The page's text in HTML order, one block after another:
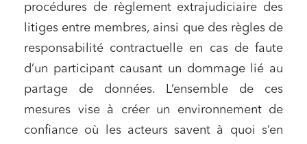
procédures de règlement extrajudiciaire des
litiges entre membres, ainsi que des règles de
responsabilité contractuelle en cas de faute
d’un participant causant un dommage lié au
partage de données. L’ensemble de ces
mesures vise à créer un environnement de
confiance où les acteurs savent à quoi s’en